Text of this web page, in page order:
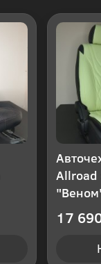
Allroad
17